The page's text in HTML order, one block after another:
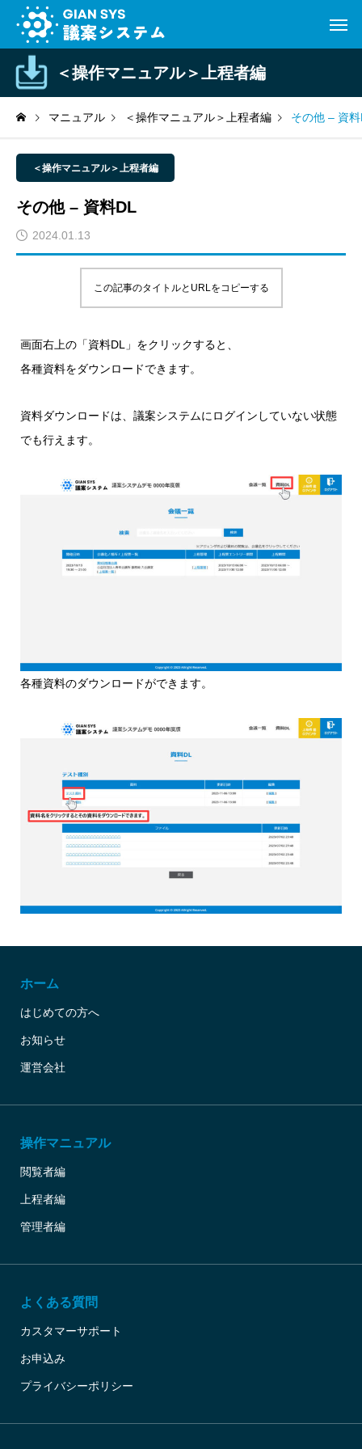
＜操作マニュアル＞上程者編
マニュアル ＜操作マニュアル＞上程者編 その他 – 資
＜操作マニュアル＞上程者編
その他 – 資料DL
2024.01.13
この記事のタイトルとURLをコピーする
画面右上の「資料DL」をクリックすると、
各種資料をダウンロードできます。
資料ダウンロードは、議案システムにログインしていない状態
でも行えます。
各種資料のダウンロードができます。
ホーム
はじめての方へ
お知らせ
運営会社
操作マニュアル
閲覧者編
上程者編
管理者編
よくある質問
カスタマーサポート
お申込み
プライバシーポリシー